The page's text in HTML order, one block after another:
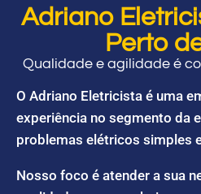
Adriano
Perto
Qualidade e agilidade é
O Adriano Eletricista é uma
experiência no segmento da
problemas elétricos simples
Nosso foco é atender a sua